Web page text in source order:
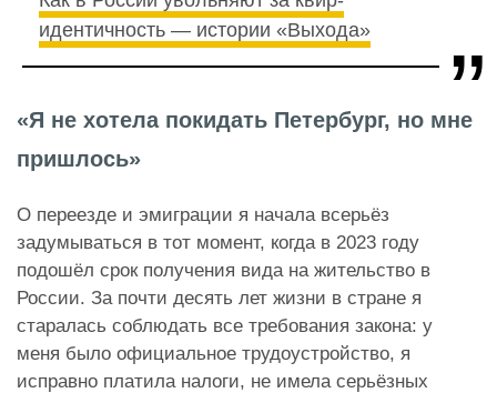
идентичность — истории «Выхода»
«Я не хотела покидать Петербург, но мне
пришлось»
О переезде и эмиграции я начала всерьёз
задумываться в тот момент, когда в 2023 году
подошёл срок получения вида на жительство в
России. За почти десять лет жизни в стране я
старалась соблюдать все требования закона: у
меня было официальное трудоустройство, я
исправно платила налоги, не имела серьёзных